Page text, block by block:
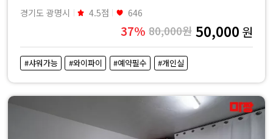
경기도 광명시 4.5점 646
37% 80,000원 50,000 원
#샤워가능 #와이파이 #예약필수 #개인실